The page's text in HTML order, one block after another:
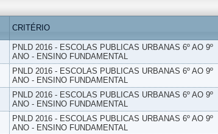
CRITÉRIO
PNLD 2016 - ESCOLAS PUBLICAS URBANAS 6º AO 9º
ANO - ENSINO FUNDAMENTAL
PNLD 2016 - ESCOLAS PUBLICAS URBANAS 6º AO 9º
ANO - ENSINO FUNDAMENTAL
PNLD 2016 - ESCOLAS PUBLICAS URBANAS 6º AO 9º
ANO - ENSINO FUNDAMENTAL
PNLD 2016 - ESCOLAS PUBLICAS URBANAS 6º AO 9º
ANO - ENSINO FUNDAMENTAL